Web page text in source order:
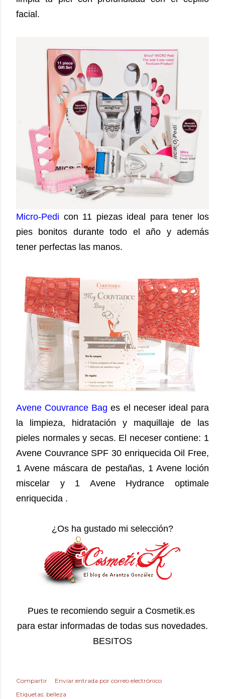
facial.
Micro-Pedi con 11 piezas ideal para tener los
pies bonitos durante todo el año y además
tener perfectas las manos.
Avene Couvrance Bages el neceser ideal para
la limpieza, hidratación y maquillaje de las
pieles normales y secas. El neceser contiene: 1
Avene Couvrance SPF 30 enriquecida Oil Free,
1 Avene máscara de pestañas, 1 Avene loción
miscelar y 1 Avene Hydrance optimale
enriquecida .
¿Os ha gustado mi selección?
Pues te recomiendo seguir a Cosmetik.es
para estar informadas de todas sus novedades.
BESITOS
Compartir
Enviar entrada por correo electrónico
Etiquetas: belleza